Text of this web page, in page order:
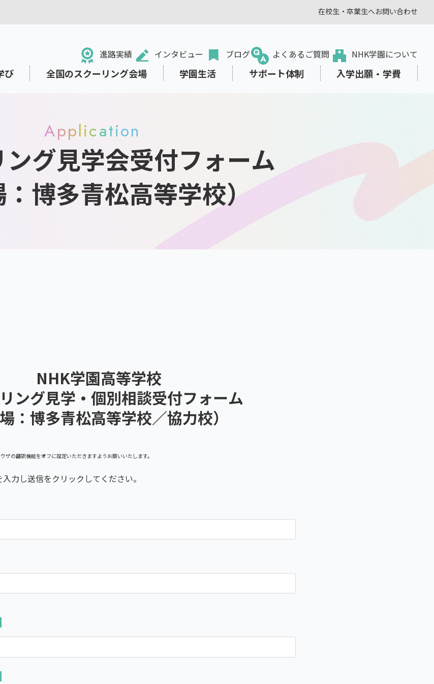
在校生・卒業生へお問い合わせ
進路実績 インタビュー ブログ よくあるご質問 NHK学園について
学園高等学校 中学生の方 転入・編入学をお考えの方
から離れていた方 保護者の方 教職員の方
ライフデザインコース オンラインプラス
び
学習システム「N-g
小・中学校からの学び直し 学びみらいPASS
さまざまな価値観に出会い、生き方を
スタディサプリ
全国のスクーリング会場 学園生活
学校行事 東京本校の施設紹介 東京本校の部活動
サポート体制
ポート 就職・進路サポート 学費サポート
入学出願・学費
募集要項の閲覧・請求 出願から入学まで
Application
グ見学会受付フォーム
：博多青松高等学校）
NHK学園高等学校
ング見学・個別相談受付フォーム
場：博多青松高等学校／協力校）
の翻訳機能をオフに設定いただきますようお願いいたします。
力し送信をクリックしてください。